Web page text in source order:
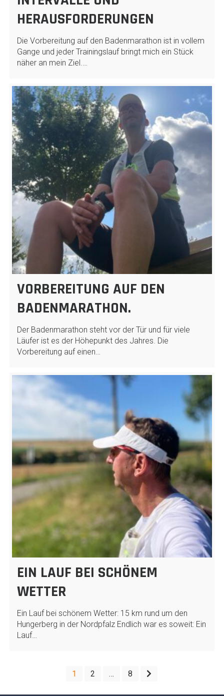
HERAUSFORDERUNGEN
Die Vorbereitung auf den Badenmarathon ist in vollem
Gange und jeder Trainingslauf bringt mich ein Stück
näher an mein Ziel.…
VORBEREITUNG AUF DEN
BADENMARATHON.
Der Badenmarathon steht vor der Tür und für viele
Läufer ist es der Höhepunkt des Jahres. Die
Vorbereitung auf einen…
EIN LAUF BEI SCHÖNEM
WETTER
Ein Lauf bei schönem Wetter: 15 km rund um den
Hungerberg in der Nordpfalz Endlich war es soweit: Ein
Lauf…
SEITENNUMMERIERUNG
1 2 … 8